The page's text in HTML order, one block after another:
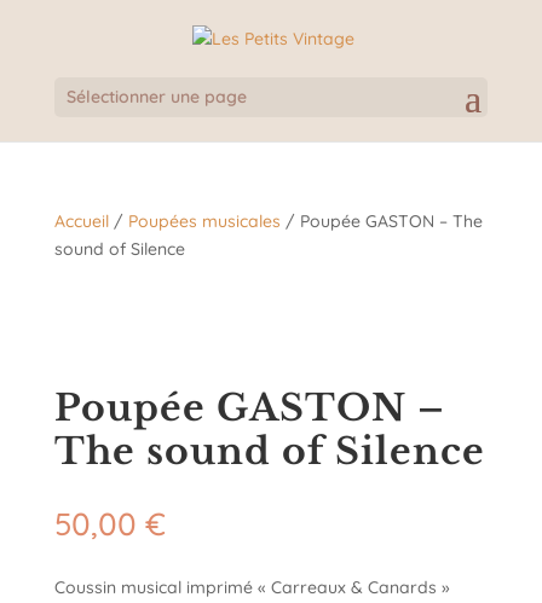
Sélectionner une page
Accueil/ Poupées musicales / Poupée GASTON – The
sound of Silence
Poupée GASTON –
The sound of Silence
50,00 €
Coussin musical imprimé « Carreaux & Canards »